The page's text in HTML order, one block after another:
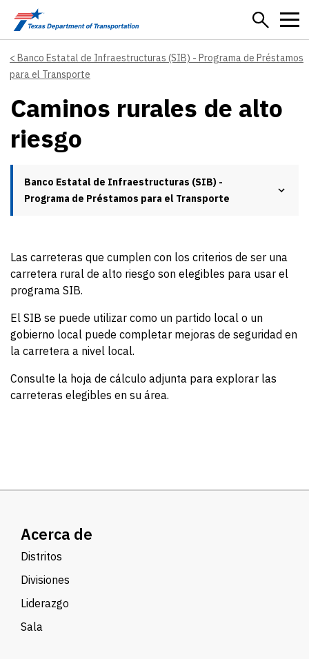
Skip to main content
Banco Estatal de Infraestructuras (SIB) - Programa de Préstamos
para el Transporte
Caminos rurales de alto
riesgo
Banco Estatal de Infraestructuras (SIB) -
Programa de Préstamos para el Transporte
Las carreteras que cumplen con los criterios de ser una
carretera rural de alto riesgo son elegibles para usar el
programa SIB.
El SIB se puede utilizar como un partido local o un
gobierno local puede completar mejoras de seguridad en
la carretera a nivel local.
Consulte la hoja de cálculo adjunta para explorar las
carreteras elegibles en su área.
Acerca de
Distritos
Divisiones
Liderazgo
Sala